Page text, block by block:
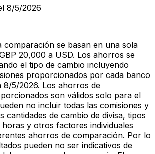
8/5/2026
comparación se basan en una sola
20,000 a USD. Los ahorros se
el tipo de cambio incluyendo
proporcionados por cada banco
8/5/2026. Los ahorros de
son válidos solo para el
no incluir todas las comisiones y
cantidades de cambio de divisa, tipos
y otros factores individuales
ahorros de comparación. Por lo
pueden no ser indicativos de